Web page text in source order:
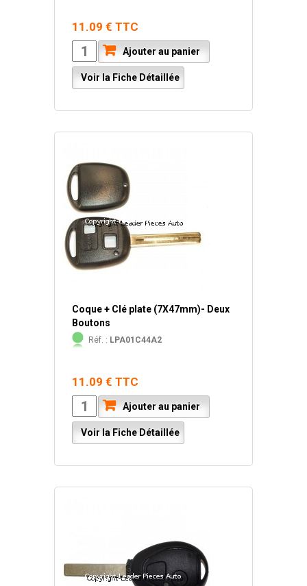
11.09 € TTC
Ajouter au panier
Voir la Fiche Détaillée
Coque + Clé plate (7X47mm)- Deux
Boutons
Réf. : LPA01C44A2
11.09 € TTC
Ajouter au panier
Voir la Fiche Détaillée